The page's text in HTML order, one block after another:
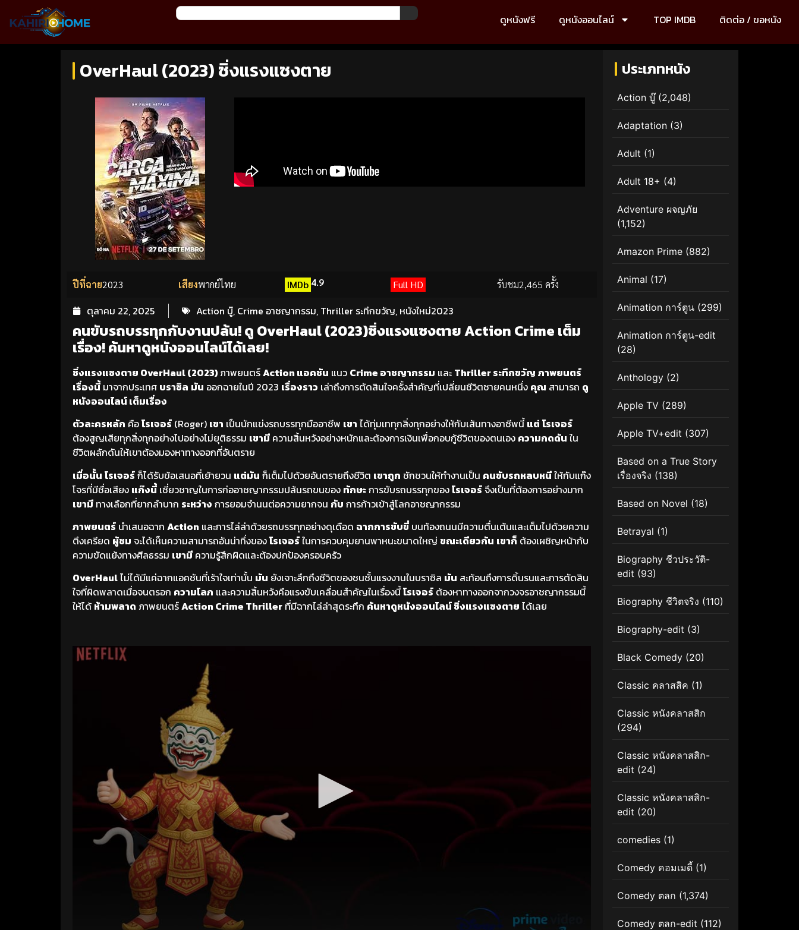
ดูหนังฟรี ดูหนังออนไลน์ TOP IMDB ติดต่อ / ขอหนัง
OverHaul (2023) ซิ่งแรงแซงตาย
ปีที่ฉาย2023 เสียงพากย์ไทย IMDb 4.9 Full HD รับชม2,465 ครั้ง
ตุลาคม 22, 2025 Action บู๊, Crime อาชญากรรม, Thriller ระทึกขวัญ, หนังใหม่2023
คนขับรถบรรทุกกับงานปล้น! ดู OverHaul (2023)ซิ่งแรงแซงตาย Action Crime เต็ม
เรื่อง! ค้นหาดูหนังออนไลน์ได้เลย!
ซิ่งแรงแซงตาย OverHaul (2023) ภาพยนตร์Action แอคชัน แนว Crime อาชญากรรม และ Thriller ระทึกขวัญ ภาพยนตร์
เรื่องนี้ มาจากประเทศ บราซิล มัน ออกฉายในปี 2023 เรื่องราว เล่าถึงการตัดสินใจครั้งสำคัญที่เปลี่ยนชีวิตชายคนหนึ่ง คุณ สามารถ ดู
หนังออนไลน์ เต็มเรื่อง
ตัวละครหลัก คือโรเจอร์ (Roger) เขา เป็นนักแข่งรถบรรทุกมืออาชีพ เขา ได้ทุ่มเททุกสิ่งทุกอย่างให้กับเส้นทางอาชีพนี้แต่ โรเจอร์
ต้องสูญเสียทุกสิ่งทุกอย่างไปอย่างไม่ยุติธรรม เขามี ความสิ้นหวังอย่างหนักและต้องการเงินเพื่อกอบกู้ชีวิตของตนเอง ความกดดัน ใน
ชีวิตผลักดันให้เขาต้องมองหาทางออกที่อันตราย
เมื่อนั้น โรเจอร์ก็ได้รับข้อเสนอที่เย้ายวน แต่มัน ก็เต็มไปด้วยอันตรายถึงชีวิต เขาถูก ชักชวนให้ทำงานเป็น คนขับรถหลบหนีให้กับแก๊ง
โจรที่มีชื่อเสียง แก๊งนี้ เชี่ยวชาญในการก่ออาชญากรรมปล้นรถขนของ ทักษะการขับรถบรรทุกของโรเจอร์จึงเป็นที่ต้องการอย่างมาก
เขามี ทางเลือกที่ยากลำบาก ระหว่าง การยอมจำนนต่อความยากจน กับ การก้าวเข้าสู่โลกอาชญากรรม
ภาพยนตร์ นำเสนอฉาก Action และการไล่ล่าด้วยรถบรรทุกอย่างดุเดือด ฉากการขับขี่ บนท้องถนนมีความตื่นเต้นและเต็มไปด้วยความ
ตึงเครียด ผู้ชม จะได้เห็นความสามารถอันน่าทึ่งของโรเจอร์ในการควบคุมยานพาหนะขนาดใหญ่ ขณะเดียวกัน เขาก็ ต้องเผชิญหน้ากับ
ความขัดแย้งทางศีลธรรม เขามี ความรู้สึกผิดและต้องปกป้องครอบครัว
OverHaulไม่ได้มีแค่ฉากแอคชันที่เร้าใจเท่านั้น มัน ยังเจาะลึกถึงชีวิตของชนชั้นแรงงานในบราซิล มัน สะท้อนถึงการดิ้นรนและการตัดสิน
ใจที่ผิดพลาดเมื่อจนตรอก ความโลภ และความสิ้นหวังคือแรงขับเคลื่อนสำคัญในเรื่องนี้โรเจอร์ ต้องหาทางออกจากวงจรอาชญากรรมนี้
ให้ได้ ห้ามพลาด ภาพยนตร์Action Crime Thriller ที่มีฉากไล่ล่าสุดระทึก ค้นหาดูหนังออนไลน์ ซิ่งแรงแซงตาย ได้เลย
ประเภทหนัง
Action บู๊(2,048)
Adaptation (3)
Adult (1)
Adult 18+ (4)
Adventure ผจญภัย
(1,152)
Amazon Prime (882)
Animal (17)
Animation การ์ตูน (299)
Animation การ์ตูน-edit
(28)
Anthology (2)
Apple TV (289)
Apple TV+edit (307)
Based on a True Story
เรื่องจริง (138)
Based on Novel (18)
Betrayal (1)
Biography ชีวประวัติ-
edit (93)
Biography ชีวิตจริง (110)
Biography-edit (3)
Black Comedy (20)
Classic คลาสสิค (1)
Classic หนังคลาสสิก
(294)
Classic หนังคลาสสิก-
edit (24)
Classic หนังคลาสสิก-
edit (20)
comedies (1)
Comedy คอมเมดี้ (1)
Comedy ตลก (1,374)
Comedy ตลก-edit (112)